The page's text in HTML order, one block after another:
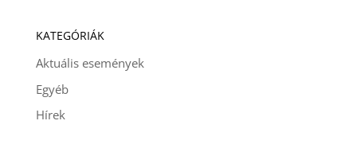
KATEGÓRIÁK
Aktuális események
Egyéb
Hírek